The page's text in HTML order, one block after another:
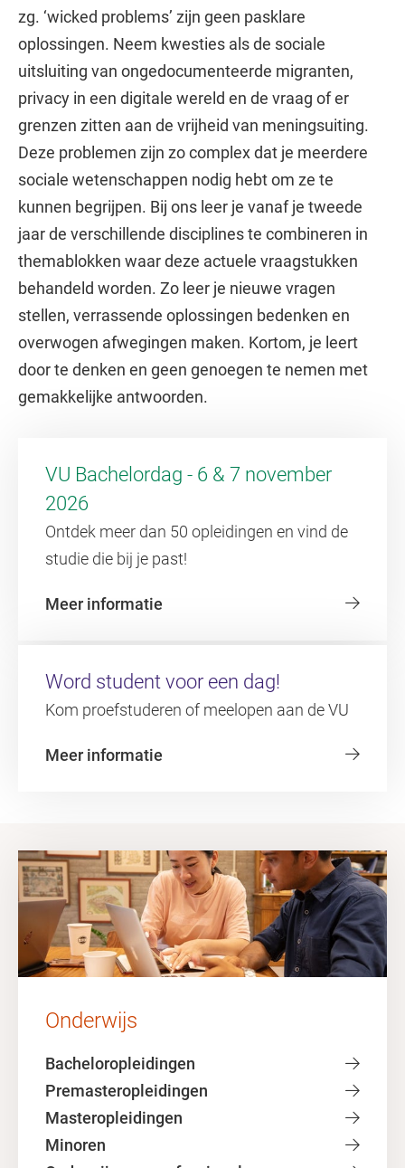
zg. ‘wicked problems’ zijn geen pasklare
oplossingen. Neem kwesties als de sociale
uitsluiting van ongedocumenteerde migranten,
privacy in een digitale wereld en de vraag of er
grenzen zitten aan de vrijheid van meningsuiting.
Deze problemen zijn zo complex dat je meerdere
sociale wetenschappen nodig hebt om ze te
kunnen begrijpen. Bij ons leer je vanaf je tweede
jaar de verschillende disciplines te combineren in
themablokken waar deze actuele vraagstukken
behandeld worden. Zo leer je nieuwe vragen
stellen, verrassende oplossingen bedenken en
overwogen afwegingen maken. Kortom, je leert
door te denken en geen genoegen te nemen met
gemakkelijke antwoorden.
VU Bachelordag - 6 & 7 november
2026
Ontdek meer dan 50 opleidingen en vind de
studie die bij je past!
Meer informatie
Word student voor een dag!
Kom proefstuderen of meelopen aan de VU
Meer informatie
Onderwijs
Bacheloropleidingen
Premasteropleidingen
Masteropleidingen
Minoren